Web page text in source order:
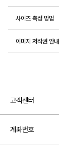
사이즈 측정 방법
이미지 저작권 안내
고객센터
계좌번호